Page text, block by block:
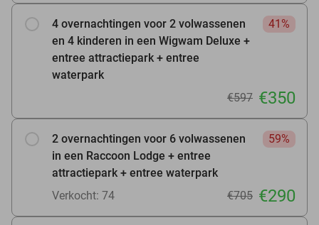
4 overnachtingen voor 2 volwassenen
en 4 kinderen in een Wigwam Deluxe +
entree attractiepark + entree
waterpark
41%
€597 €350
2 overnachtingen voor 6 volwassenen
in een Raccoon Lodge + entree
attractiepark + entree waterpark
59%
Verkocht: 74 €705 €290